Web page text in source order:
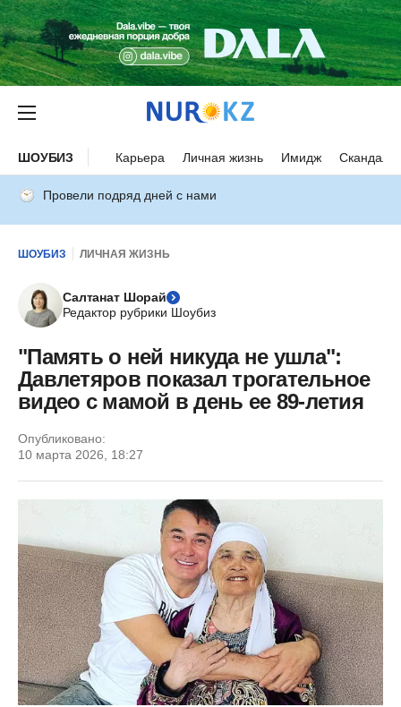
ШОУБИЗ Карьера Личная жизнь Имидж Скандалы
Провели подряд дней с нами
ШОУБИЗ ЛИЧНАЯ ЖИЗНЬ
Салтанат Шорай
Редактор рубрики Шоубиз
"Память о ней никуда не ушла":
Давлетяров показал трогательное
видео с мамой в день ее 89-летия
Опубликовано:
10 марта 2026, 18:27